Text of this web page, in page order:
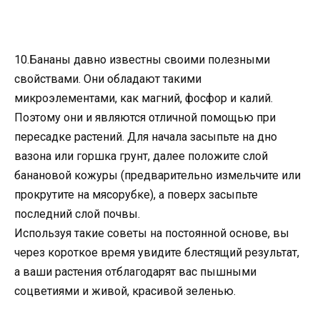
10.Бананы давно известны своими полезными
свойствами. Они обладают такими
микроэлементами, как магний, фосфор и калий.
Поэтому они и являются отличной помощью при
пересадке растений. Для начала засыпьте на дно
вазона или горшка грунт, далее положите слой
банановой кожуры (предварительно измельчите или
прокрутите на мясорубке), а поверх засыпьте
последний слой почвы.
Используя такие советы на постоянной основе, вы
через короткое время увидите блестящий результат,
а ваши растения отблагодарят вас пышными
соцветиями и живой, красивой зеленью.